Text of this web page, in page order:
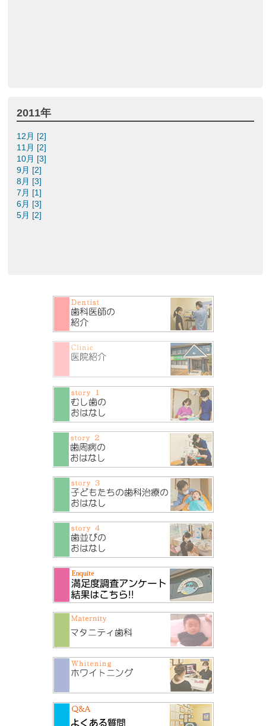
2011年
12月 [2]
11月 [2]
10月 [3]
9月 [2]
8月 [3]
7月 [1]
6月 [3]
5月 [2]